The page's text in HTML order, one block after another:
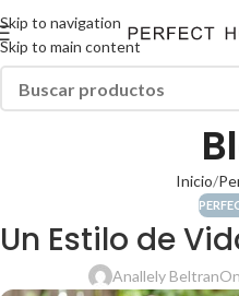
Skip to navigation
Skip to main content
Inicio
Un Estilo de
Anallely Beltran